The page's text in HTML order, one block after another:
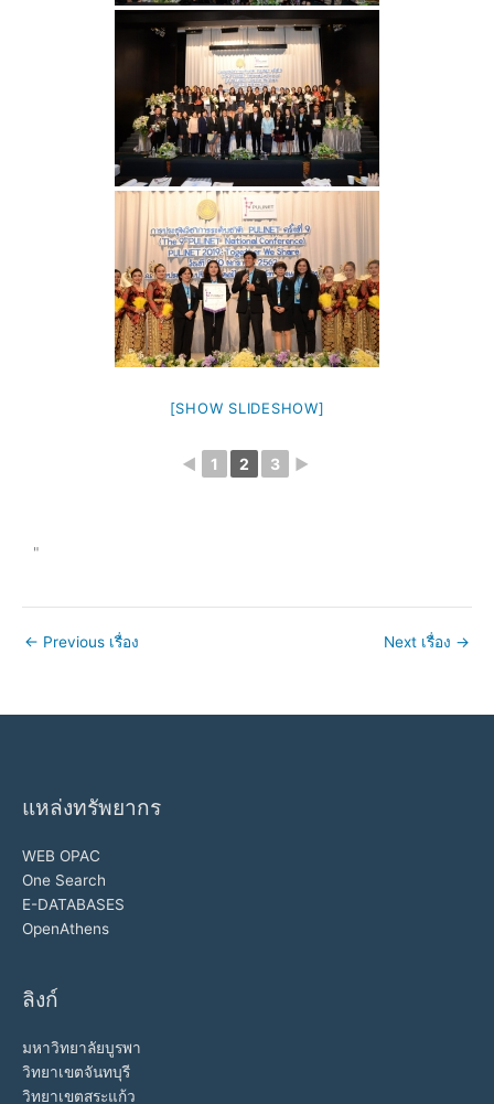
[SHOW SLIDESHOW]
◄ 1 2 3 ►
"
← Previous เรื่อง Next เรื่อง →
แหล่งทรัพยากร
WEB OPAC
One Search
E-DATABASES
OpenAthens
ลิงก์
มหาวิทยาลัยบูรพา
วิทยาเขตจันทบุรี
วิทยาเขตสระแก้ว